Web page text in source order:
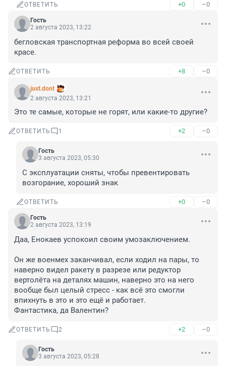
ОТВЕТИТЬ +0 –0
Гость
2 августа 2023, 13:22
бегловская транспортная реформа во всей своей
красе.
ОТВЕТИТЬ +8 –0
just.dont
2 августа 2023, 13:21
Это те самые, которые не горят, или какие-то другие?
ОТВЕТИТЬ 1 +2 –0
Гость
3 августа 2023, 05:30
С эксплуатации сняты, чтобы превентировать
возгорание, хороший знак
ОТВЕТИТЬ +0 –0
Гость
2 августа 2023, 13:19
Даа, Енокаев успокоил своим умозаключением.
Он же военмех заканчивал, если ходил на пары, то
наверно видел ракету в разрезе или редуктор
вертолёта на деталях машин, наверно это на него
вообще был целый стресс - как всё это смогли
впихнуть в это и это ещё и работает.
Фантастика, да Валентин?
ОТВЕТИТЬ 2 +2 –0
Гость
3 августа 2023, 05:28